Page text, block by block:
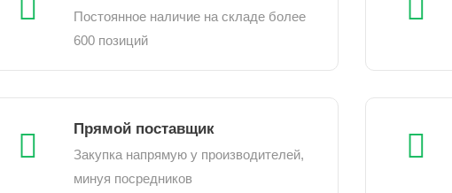
Постоянное наличие на складе более
600 позиций
Прямой поставщик
Закупка напрямую у производителей,
минуя посредников